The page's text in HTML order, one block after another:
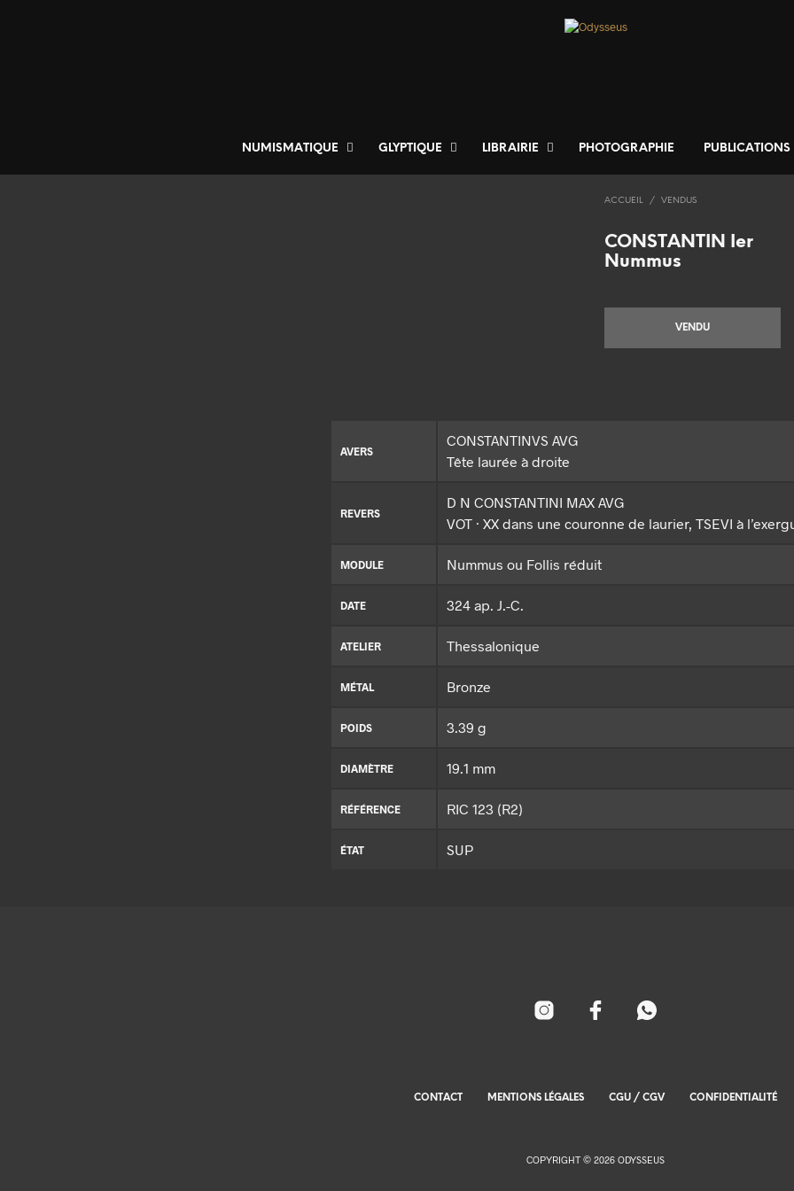
NUMISMATIQUE GLYPTIQUE LIBRAIRIE PHOTOGRAPHIE PUBLICATIONS
ACCUEIL / VENDUS
CONSTANTIN Ier
Nummus
VENDU
AVERS
CONSTANTINVS AVG
Tête laurée à droite
REVERS
D N CONSTANTINI MAX AVG
VOT · XX dans une couronne de laurier, TSEVI à
MODULE Nummus ou Follis réduit
DATE 324 ap. J.-C.
ATELIER Thessalonique
MÉTAL Bronze
POIDS 3.39 g
DIAMÈTRE 19.1 mm
RÉFÉRENCE RIC 123 (R2)
ÉTAT SUP
CONTACT MENTIONS LÉGALES CGU / CGV CONFIDENTIALITÉ
COPYRIGHT © 2026 ODYSSEUS